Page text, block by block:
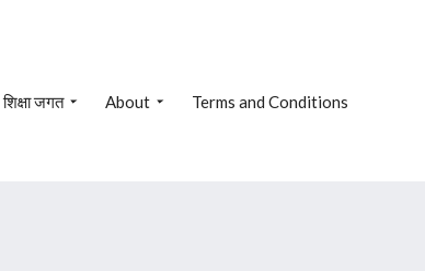
शिक्षा जगत About Terms and Conditions